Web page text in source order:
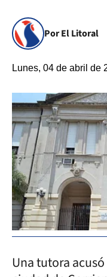
Por El Litoral
Lunes, 04 de abril de
Una tutora